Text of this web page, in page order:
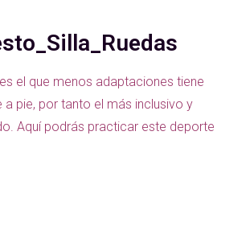
el que menos adaptaciones tiene
a pie, por tanto el más inclusivo y
Aquí podrás practicar este deporte